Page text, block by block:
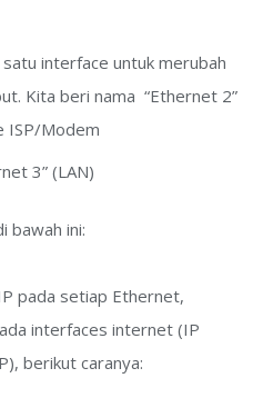
interface untuk merubah
Kita beri nama “Ethernet 2”
ISP/Modem
3” (LAN)
bawah ini:
pada setiap Ethernet,
interfaces internet (IP
berikut caranya: